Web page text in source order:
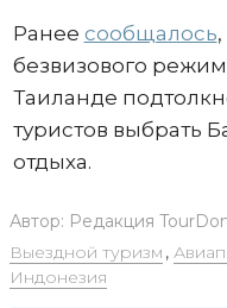
Ранее сообщалось
безвизового
Таиланде
туристов выбрать
отдыха.
Автор: Редакция
Выездной туризм ,
Индонезия